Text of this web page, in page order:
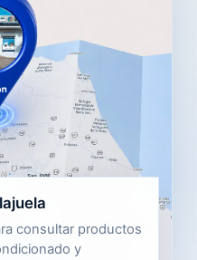
consultar productos
y